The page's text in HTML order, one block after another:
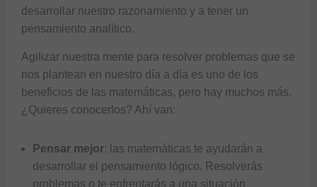
desarrollar nuestro razonamiento y a tener un
pensamiento analítico.
Agilizar nuestra mente para resolver problemas que se
nos plantean en nuestro día a día es uno de los
beneficios de las matemáticas, pero hay muchos más.
¿Quieres conocerlos? Ahí van:
Pensar mejor: las matemáticas te ayudarán a
desarrollar el pensamiento lógico. Resolverás
problemas o te enfrentarás a una situación